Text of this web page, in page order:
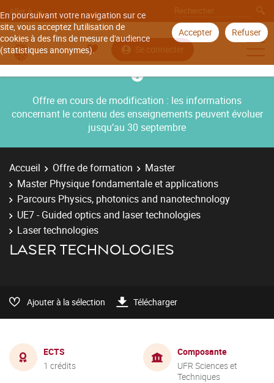
En poursuivant votre navigation sur ce
site, vous acceptez l'utilisation de
cookies à des fins de mesure d'audience
(statistiques anonymes).
Accepter Refuser
Aller à
Se connecter
Offre en cours de modification : les informations
concernant le contenu des enseignements peuvent évoluer
jusqu’au 30 septembre
Accueil Offre de formation
Master
Master Physique fondamentale et applications
Parcours Physics, photonics and nanotechnology
UE7 - Guided optics and laser technologies
Laser technologies
LASER TECHNOLOGIES
Ajouter à la sélection Télécharger
ECTS
1 crédits
Composante
UFR Sciences et
Techniques